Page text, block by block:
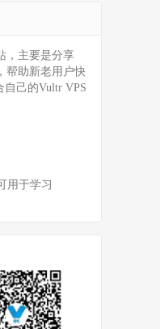
，主要是分享
帮助新老用户快
己的Vultr VPS
用于学习